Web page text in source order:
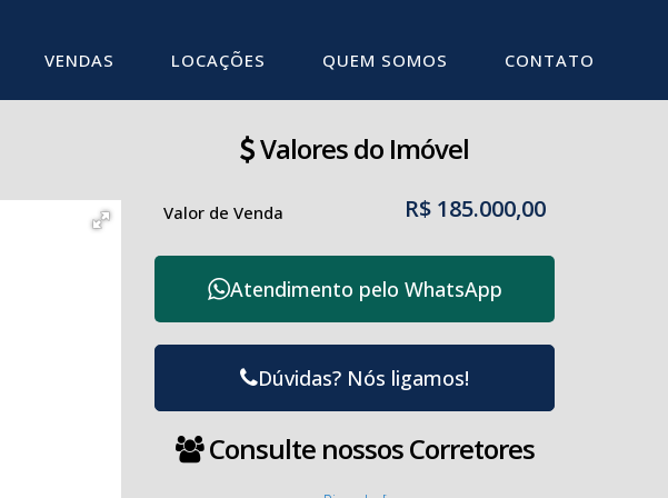
CONTATO
QUEM SOMOS
LOCAÇÕES
VENDAS
Valores do Imóvel
R$ 185.000,00
Valor de Venda
Atendimento pelo WhatsApp
Dúvidas? Nós ligamos!
Consulte nossos Corretores